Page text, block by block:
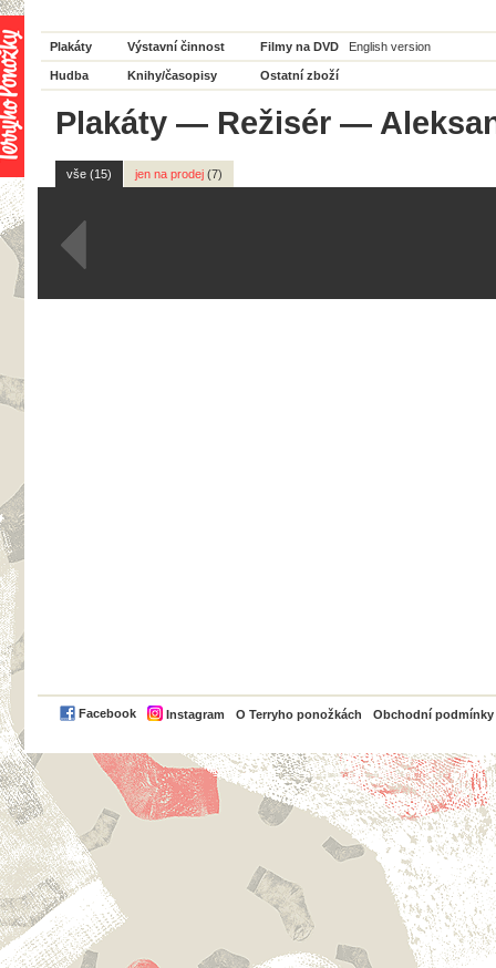
Plakáty Výstavní činnost Filmy na DVD English version
Hudba Knihy/časopisy Ostatní zboží
Plakáty — Režisér —
vše (15) jen na prodej (7)
Facebook Instagram O Terryho ponožkách Obchodní podmínky
PayPal